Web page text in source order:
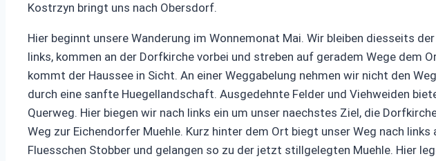
Kostrzyn bringt uns nach Obersdorf.
Hier beginnt unsere Wanderung im Wonnemonat Mai. Wir bleiben diesseits
links, kommen an der Dorfkirche vorbei und streben auf geradem Wege dem
kommt der Haussee in Sicht. An einer Weggabelung nehmen wir nicht den
durch eine sanfte Huegellandschaft. Ausgedehnte Felder und Viehweiden
Querweg. Hier biegen wir nach links ein um unser naechstes Ziel, die
Weg zur Eichendorfer Muehle. Kurz hinter dem Ort biegt unser Weg nach
Fluesschen Stobber und gelangen so zu der jetzt stillgelegten Muehle. Hier